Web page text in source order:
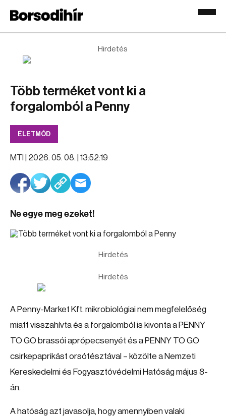
Hirdetés
Több terméket vont ki a
forgalomból a Penny
ÉLETMÓD
MTI | 2026. 05. 08. | 13:52:19
Ne egye meg ezeket!
Hirdetés
Hirdetés
A Penny-Market Kft. mikrobiológiai nem megfelelőség
miatt visszahívta és a forgalomból is kivonta a PENNY
TO GO brassói aprópecsenyét és a PENNY TO GO
csirkepaprikást orsótésztával – közölte a Nemzeti
Kereskedelmi és Fogyasztóvédelmi Hatóság május 8-
án.
A hatóság azt javasolja, hogy amennyiben valaki